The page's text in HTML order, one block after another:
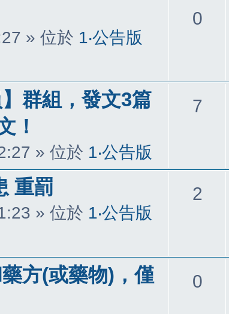
» 位於 1‧公告版
0回
群組，發文3篇
！
» 位於 1‧公告版
7回
重罰
» 位於 1‧公告版
2
方(或藥物)，僅
0回